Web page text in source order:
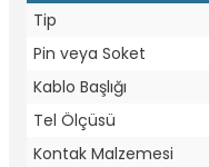
Tip
Pin veya Soket
Kablo Başlığı
Tel Ölçüsü
Kontak Malzemesi